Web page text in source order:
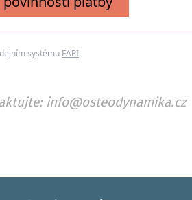
systému FAPI.
info@osteodynamika.cz